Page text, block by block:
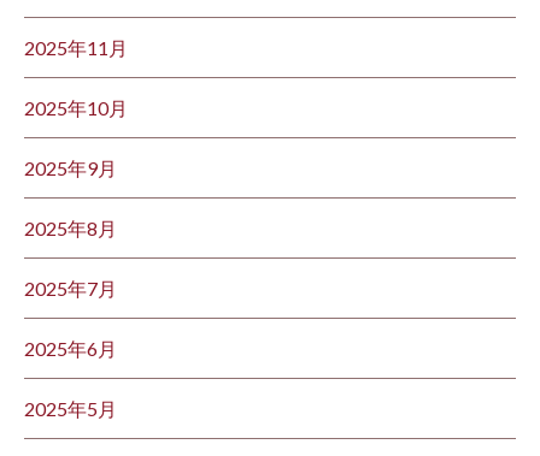
2025年11月
2025年10月
2025年9月
2025年8月
2025年7月
2025年6月
2025年5月